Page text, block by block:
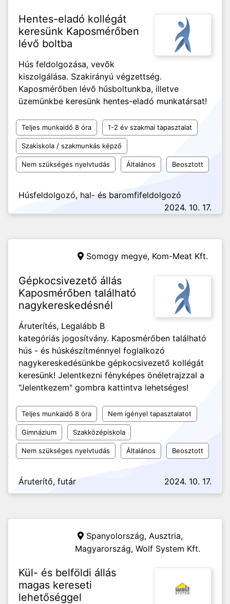
Hentes-eladó kollégát
keresünk Kaposmérőben
lévő boltba
Hús feldolgozása, vevők
kiszolgálása. Szakirányú végzettség.
Kaposmérőben lévő húsboltunkba, illetve
üzemünkbe keresünk hentes-eladó munkatársat!
Teljes munkaidő 8 óra 1-2 év szakmai tapasztalat
Szakiskola / szakmunkás képző
Nem szükséges nyelvtudás Általános Beosztott
Húsfeldolgozó, hal- és baromfifeldolgozó
2024. 10. 17.
Somogy megye, Kom-Meat Kft.
Gépkocsivezető állás
Kaposmérőben található
nagykereskedésnél
Áruterítés, Legalább B
kategóriás jogosítvány. Kaposmérőben található
hús - és húskészítménnyel foglalkozó
nagykereskedésünkbe gépkocsivezető kollégát
keresünk! Jelentkezni fényképes önéletrajzzal a
"Jelentkezem" gombra kattintva lehetséges!
Teljes munkaidő 8 óra Nem igényel tapasztalatot
Gimnázium Szakközépiskola
Nem szükséges nyelvtudás Általános Beosztott
Áruterítő, futár 2024. 10. 17.
Spanyolország, Ausztria,
Magyarország, Wolf System Kft.
Kül- és belföldi állás
magas kereseti
lehetőséggel